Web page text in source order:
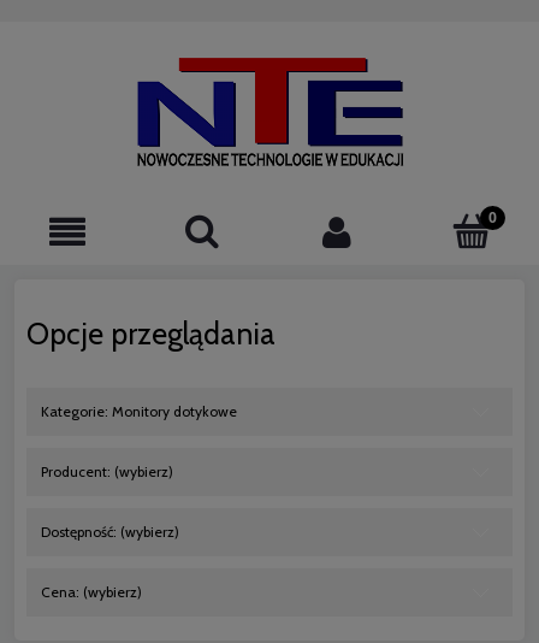
Opcje przeglądania
Kategorie: Monitory dotykowe
Producent: (wybierz)
Dostępność: (wybierz)
Cena: (wybierz)